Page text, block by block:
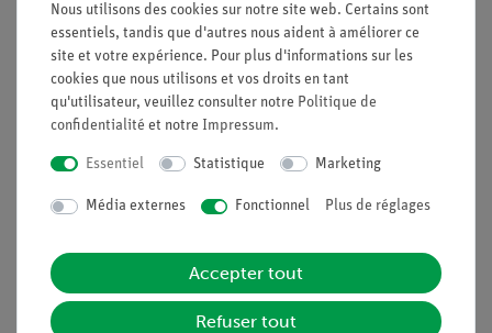
Légal
Contact
Conditions générales de vente
Mentions légales
Service
Aperçu du service
Téléchargements
Catalogue
Nous utilisons des cookies sur notre site web. Certains sont
essentiels, tandis que d'autres nous aident à améliorer ce
site et votre expérience. Pour plus d'informations sur les
cookies que nous utilisons et vos droits en tant
qu'utilisateur, veuillez consulter notre Politique de
confidentialité et notre Impressum.
Essentiel Statistique Marketing
Média externes Fonctionnel Plus de réglages
Accepter tout
Refuser tout